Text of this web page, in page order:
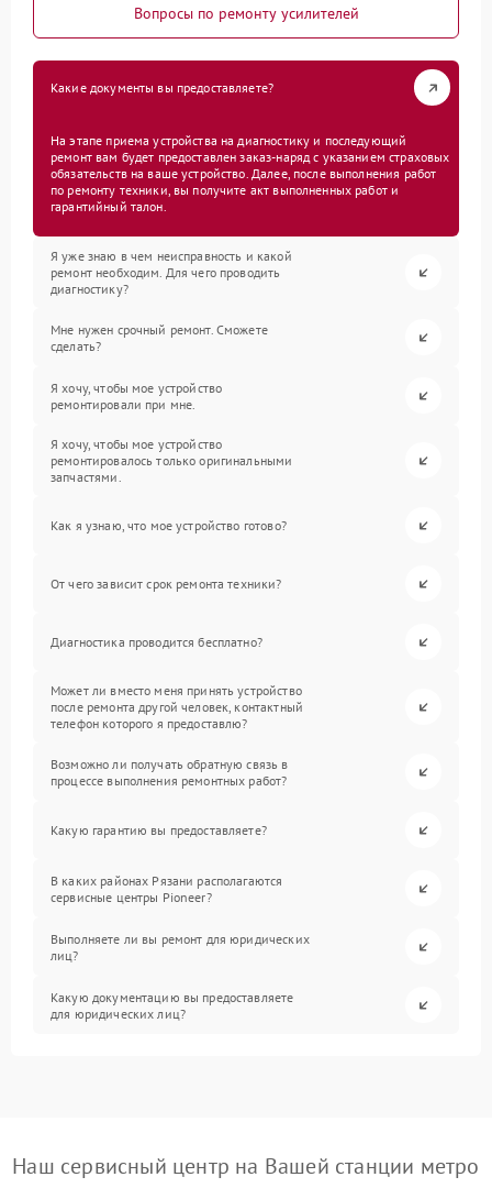
Вопросы по ремонту усилителей
Какие документы вы предоставляете?
На этапе приема устройства на диагностику и последующий
ремонт вам будет предоставлен заказ-наряд с указанием страховых
обязательств на ваше устройство. Далее, после выполнения работ
по ремонту техники, вы получите акт выполненных работ и
гарантийный талон.
Я уже знаю в чем неисправность и какой
ремонт необходим. Для чего проводить
диагностику?
Мне нужен срочный ремонт. Сможете
сделать?
Я хочу, чтобы мое устройство
ремонтировали при мне.
Я хочу, чтобы мое устройство
ремонтировалось только оригинальными
запчастями.
Как я узнаю, что мое устройство готово?
От чего зависит срок ремонта техники?
Диагностика проводится бесплатно?
Может ли вместо меня принять устройство
после ремонта другой человек, контактный
телефон которого я предоставлю?
Возможно ли получать обратную связь в
процессе выполнения ремонтных работ?
Какую гарантию вы предоставляете?
В каких районах Рязани располагаются
сервисные центры Pioneer?
Выполняете ли вы ремонт для юридических
лиц?
Какую документацию вы предоставляете
для юридических лиц?
Наш сервисный центр на Вашей станции метро